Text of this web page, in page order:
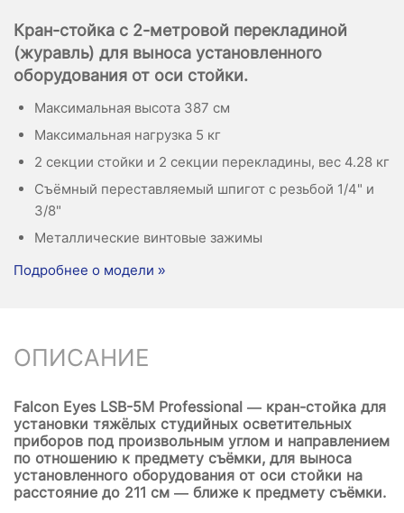
Кран-стойка с 2-метровой перекладиной
(журавль) для выноса установленного
оборудования от оси стойки.
Максимальная высота 387 см
Максимальная нагрузка 5 кг
2 секции стойки и 2 секции перекладины, вес 4.28 кг
Cъёмный переставляемый шпигот с резьбой 1/4" и
3/8"
Металлические винтовые зажимы
Подробнее о модели »
ОПИСАНИЕ
Falcon Eyes LSB-5M Professional — кран-стойка для
установки тяжёлых студийных осветительных
приборов под произвольным углом и направлением
по отношению к предмету съёмки, для выноса
установленного оборудования от оси стойки на
расстояние до 211 см — ближе к предмету съёмки.